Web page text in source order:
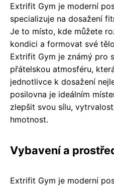
Extrifit Gym je moderní
specializuje na dosažení
Je to místo, kde můžete
kondici a formovat své
Extrifit Gym je známý pro
přátelskou atmosféru,
jednotlivce k dosažení
posilovna je ideálním
zlepšit svou sílu,
hmotnost.
Vybavení a
Extrifit Gym je moderní